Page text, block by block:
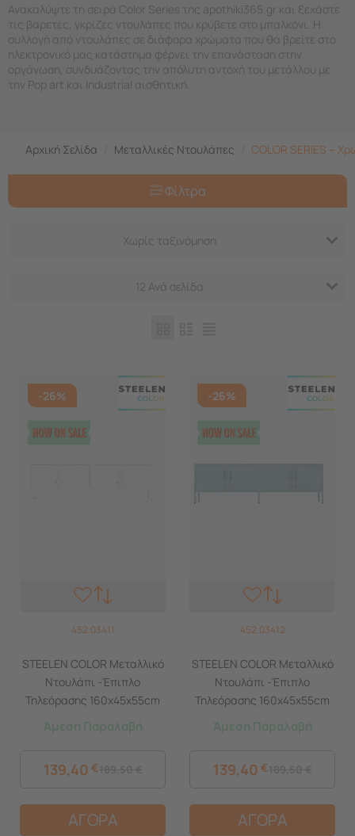
Ανακαλύψτε τη σειρά Color Series της apothiki365.gr και ξεχάστε
τις βαρετές, γκρίζες ντουλάπες που κρύβετε στο μπαλκόνι. Η
συλλογή από ντουλάπες σε διάφορα χρώματα που θα βρείτε στο
ηλεκτρονικό μας κατάστημα φέρνει την επανάσταση στην
οργάνωση, συνδυάζοντας την απόλυτη αντοχή του μετάλλου με
την Pop art και Industrial αισθητική.
Αρχική Σελίδα Μεταλλικές Ντουλάπες COLOR SERIES –
Φίλτρα
Χωρίς ταξινόμηση
12 Ανά σελίδα
-26%
452.03411
STEELEN COLOR Μεταλλικό
Ντουλάπι -Έπιπλο
Τηλεόρασης 160x45x55cm
Πάχους 0.8mm Εσωτερικού
Άμεση Παραλαβή
139,40 €
ΑΓΟΡΑ
-26%
452.03412
STEELEN COLOR Μεταλλικό
Ντουλάπι -Έπιπλο
Τηλεόρασης 160x45x55cm
Πάχους 0.8mm Εσωτερικού
Άμεση Παραλαβή
139,40 €
ΑΓΟΡΑ